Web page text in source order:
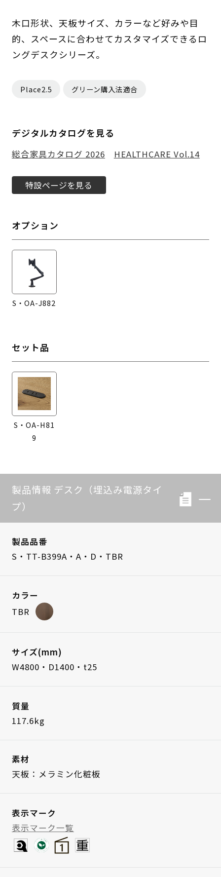
木口形状、天板サイズ、カラーなど好みや目
的、スペースに合わせてカスタマイズできるロ
ングデスクシリーズ。
Place2.5 グリーン購入法適合
デジタルカタログを見る
総合家具カタログ 2026 HEALTHCARE Vol.14
特設ページを見る
オプション
S・OA-J882
セット品
S・OA-H81
9
製品情報 デスク（埋込み電源タイ
プ）
製品品番
S・TT-B399A・A・D・TBR
カラー
TBR
サイズ(mm)
W4800・D1400・t25
質量
117.6kg
素材
天板：メラミン化粧板
表示マーク
表示マーク一覧